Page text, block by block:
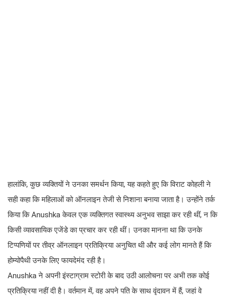
हालांकि, कुछ व्यक्तियों ने उनका समर्थन किया, यह कहते हुए कि विराट कोहली ने
सही कहा कि महिलाओं को ऑनलाइन तेजी से निशाना बनाया जाता है। उन्होंने तर्क
किया कि Anushka केवल एक व्यक्तिगत स्वास्थ्य अनुभव साझा कर रही थीं, न कि
किसी व्यावसायिक एजेंडे का प्रचार कर रही थीं। उनका मानना था कि उनके
टिप्पणियों पर तीव्र ऑनलाइन प्रतिक्रिया अनुचित थी और कई लोग मानते हैं कि
होम्योपैथी उनके लिए फायदेमंद रही है।
Anushka ने अपनी इंस्टाग्राम स्टोरी के बाद उठी आलोचना पर अभी तक कोई
प्रतिक्रिया नहीं दी है। वर्तमान में, वह अपने पति के साथ वृंदावन में हैं, जहां वे